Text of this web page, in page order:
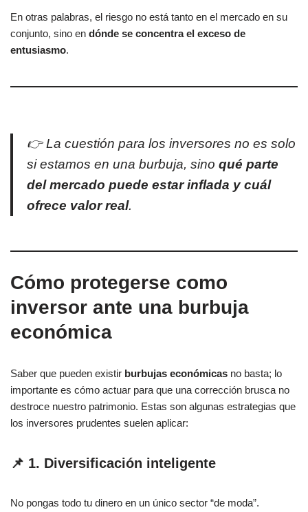
En otras palabras, el riesgo no está tanto en el mercado en su
conjunto, sino en dónde se concentra el exceso de
entusiasmo.
👉 La cuestión para los inversores no es solo
si estamos en una burbuja, sino qué parte
del mercado puede estar inflada y cuál
ofrece valor real.
Cómo protegerse como
inversor ante una burbuja
económica
Saber que pueden existir burbujas económicas no basta; lo
importante es cómo actuar para que una corrección brusca no
destroce nuestro patrimonio. Estas son algunas estrategias que
los inversores prudentes suelen aplicar:
📌 1. Diversificación inteligente
No pongas todo tu dinero en un único sector “de moda”.